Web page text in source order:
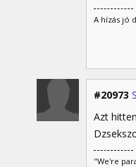
A hízás jó
#20973
Azt
"We're